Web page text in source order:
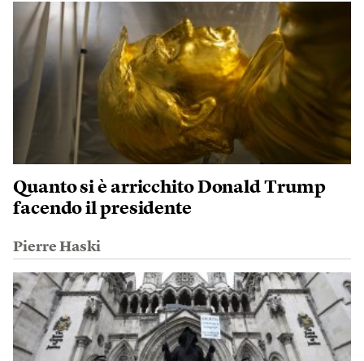
Quanto si è arricchito Donald Trump
facendo il presidente
Pierre Haski